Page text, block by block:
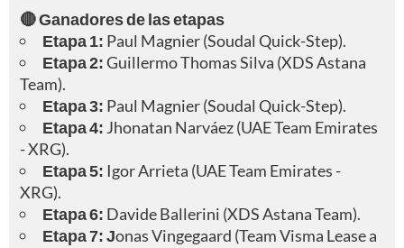
🔴 Ganadores de las etapas
Etapa 1: Paul Magnier (Soudal Quick-Step).
Etapa 2:Guillermo Thomas Silva (XDS Astana
Team).
Etapa 3: Paul Magnier (Soudal Quick-Step).
Etapa 4: Jhonatan Narváez (UAE Team Emirates
- XRG).
Etapa 5: Igor Arrieta (UAE Team Emirates -
XRG).
Etapa 6: Davide Ballerini (XDS Astana Team).
Etapa 7: Jonas Vingegaard (Team Visma Lease a